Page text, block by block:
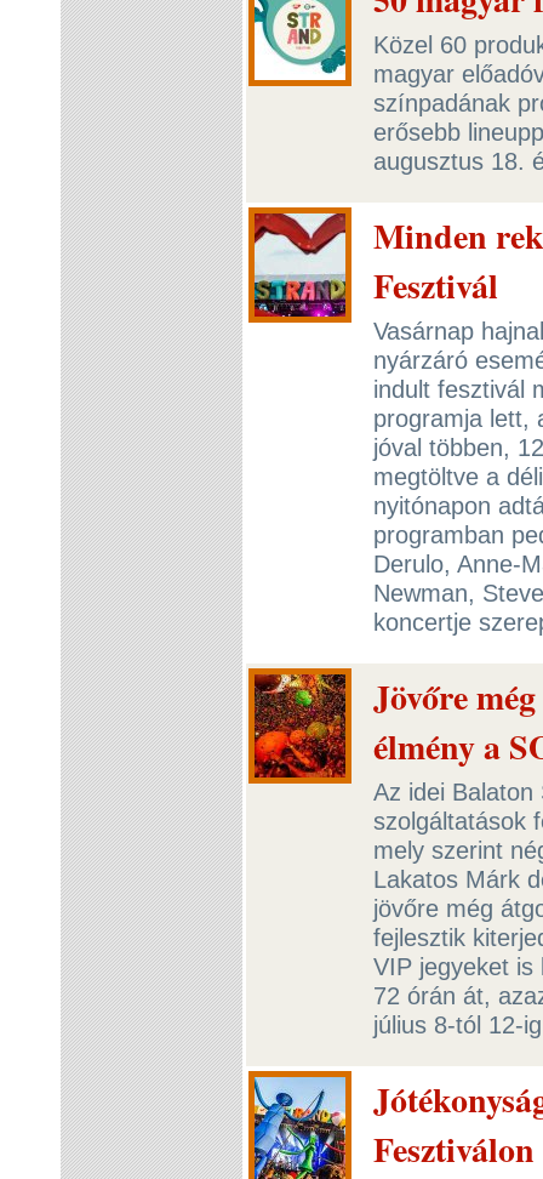
Közel 60
magyar
színpadának
erősebb
augusztus 18.
Minden
Fesztivál
Vasárnap
nyárzáró
indult fesztivál
programja lett,
jóval többen,
megtöltve a
nyitónapon
programban
Derulo, Anne-
Newman,
koncertje
Jövőre
élmény a
Az idei
szolgáltatások
mely szerint
Lakatos Márk
jövőre még
fejlesztik
VIP jegyeket is
72 órán át,
július 8-tól 12-
Fesztiválon